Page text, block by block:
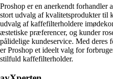
Proshop er en anerkendt forhandler
stort udvalg af kvalitetsprodukter til
udvalg af kaffefilterholdere
æstetiske præferencer, og kunder
pålidelige kundeservice. Med deres
er Proshop et ideelt valg for
stilfuld kaffefilterholder.